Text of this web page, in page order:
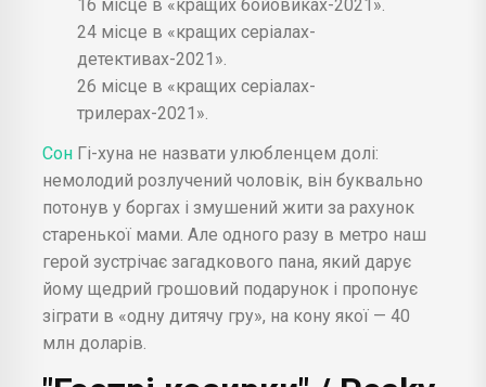
16 місце в «кращих бойовиках-2021».
24 місце в «кращих серіалах-
детективах-2021».
26 місце в «кращих серіалах-
трилерах-2021».
Сон Гі-хуна не назвати улюбленцем долі:
немолодий розлучений чоловік, він буквально
потонув у боргах і змушений жити за рахунок
старенької мами. Але одного разу в метро наш
герой зустрічає загадкового пана, який дарує
йому щедрий грошовий подарунок і пропонує
зіграти в «одну дитячу гру», на кону якої — 40
млн доларів.